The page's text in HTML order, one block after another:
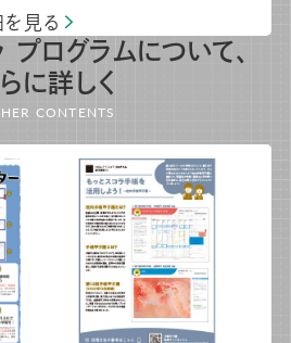
見る
ログラムについて、
に詳しく
CONTENTS